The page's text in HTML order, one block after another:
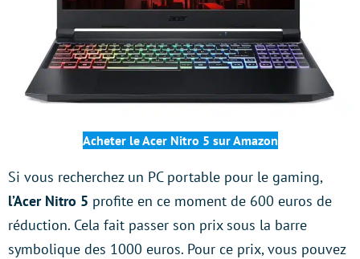
Acheter le Acer Nitro 5 sur Amazon
Si vous recherchez un PC portable pour le gaming,
l’Acer Nitro 5 profite en ce moment de 600 euros de
réduction. Cela fait passer son prix sous la barre
symbolique des 1000 euros. Pour ce prix, vous pouvez